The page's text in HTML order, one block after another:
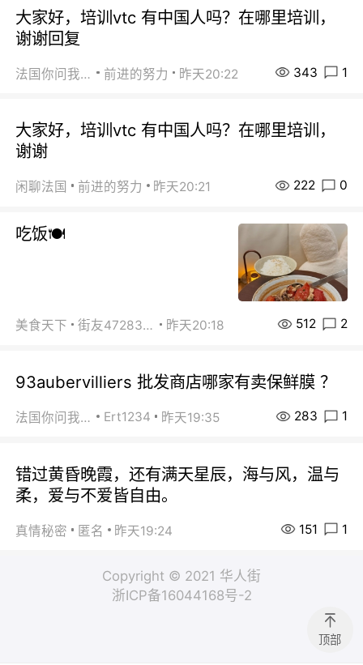
大家好，培训vtc 有中国人吗？在哪里培训，
谢谢回复
法国你问我答 前进的努力 昨天20:22 343 1
大家好，培训vtc 有中国人吗？在哪里培训，
谢谢
闲聊法国 前进的努力 昨天20:21 222 0
吃饭🍽️
美食天下 街友472838572 昨天20:18 512 2
93aubervilliers 批发商店哪家有卖保鲜膜 ？
法国你问我答 Ert1234 昨天19:35 283 1
错过黄昏晚霞，还有满天星辰，海与风，温与
柔，爱与不爱皆自由。
真情秘密 匿名 昨天19:24 151 1
Copyright © 2021 华人街
浙ICP备16044168号-2
顶部